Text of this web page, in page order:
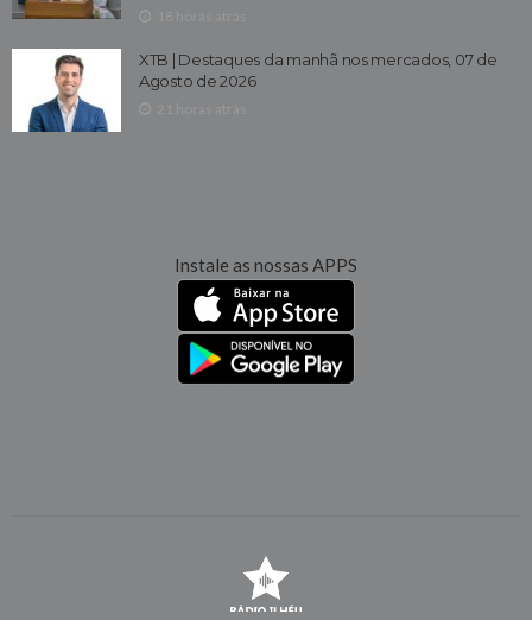
XTB | Destaques da manhã nos mercados, 07 de
Agosto de 2026
Instale as nossas APPS